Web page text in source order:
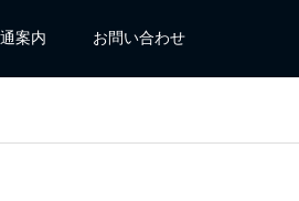
案内 お問い合わせ